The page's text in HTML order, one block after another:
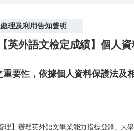
理及利用告知聲明
【英外語文檢定成績】個人
要性，依據個人資料保護法
理】辦理英外語文畢業能力指標登錄 大